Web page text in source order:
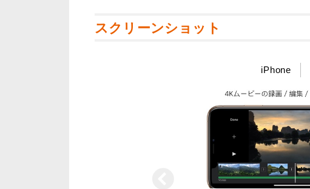
スクリーンショット
iPhone